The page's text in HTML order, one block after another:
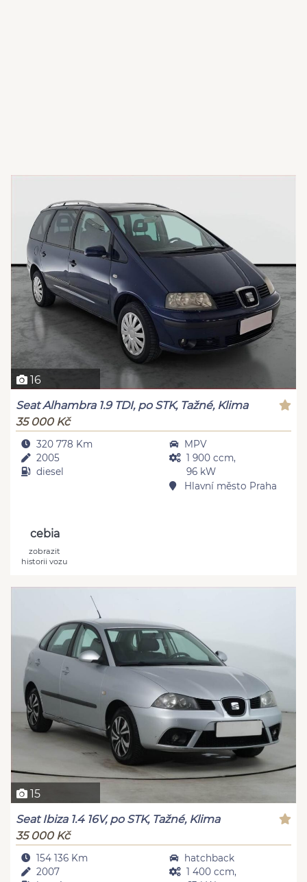
16
Seat Alhambra 1.9 TDI, po STK, Tažné, Klima
35 000 Kč
320 778 Km
2005
diesel
MPV
1 900 ccm,
96 kW
Hlavní město Praha
cebia
zobrazit
historii vozu
15
Seat Ibiza 1.4 16V, po STK, Tažné, Klima
35 000 Kč
154 136 Km
2007
hatchback
1 400 ccm,